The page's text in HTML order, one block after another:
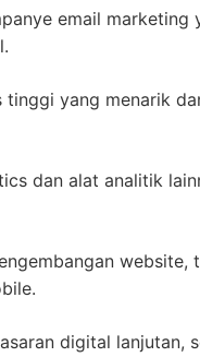
email
yang menarik
dan alat analitik
digital lanjutan,